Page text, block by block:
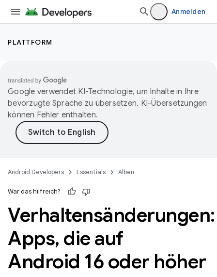
Anmelden
PLATTFORM
Google verwendet KI-Technologie, um Inhalte in Ihre
bevorzugte Sprache zu übersetzen. KI-Übersetzungen
können Fehler enthalten.
Android Developers Essentials Alben
War das hilfreich?
Verhaltensänderungen:
Apps, die auf
Android 16 oder höher